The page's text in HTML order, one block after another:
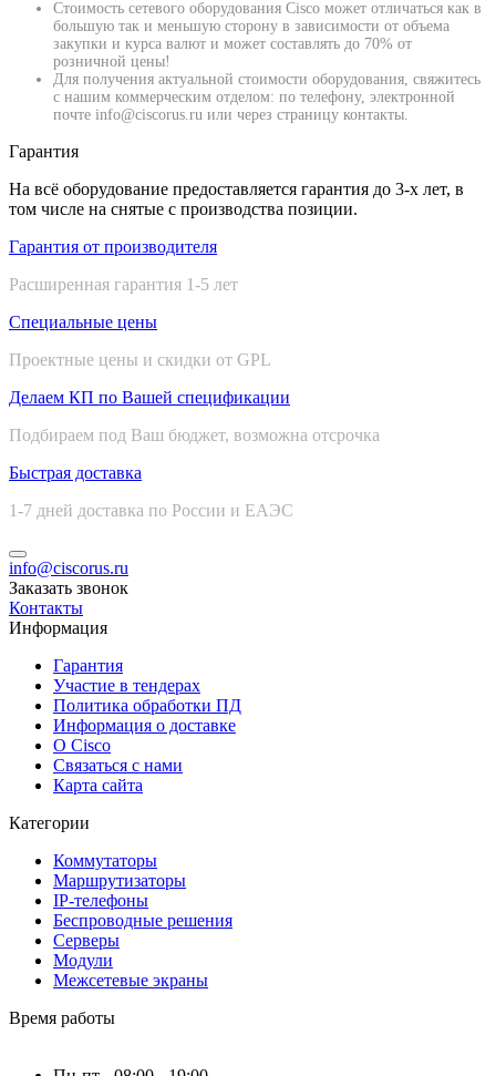
Стоимость сетевого оборудования Cisco может отличаться как в
большую так и меньшую сторону в зависимости от объема
закупки и курса валют и может составлять до 70% от
розничной цены!
Для получения актуальной стоимости оборудования, свяжитесь
с нашим коммерческим отделом: по телефону, электронной
почте info@ciscorus.ru или через страницу контакты.
Гарантия
На всё оборудование предоставляется гарантия до 3-х лет, в
том числе на снятые с производства позиции.
Гарантия от производителя
Расширенная гарантия 1-5 лет
Специальные цены
Проектные цены и скидки от GPL
Делаем КП по Вашей спецификации
Подбираем под Ваш бюджет, возможна отсрочка
Быстрая доставка
1-7 дней доставка по России и ЕАЭС
info@ciscorus.ru
Заказать звонок
Контакты
Информация
Гарантия
Участие в тендерах
Политика обработки ПД
Информация о доставке
О Cisco
Связаться с нами
Карта сайта
Категории
Коммутаторы
Маршрутизаторы
IP-телефоны
Беспроводные решения
Серверы
Модули
Межсетевые экраны
Время работы